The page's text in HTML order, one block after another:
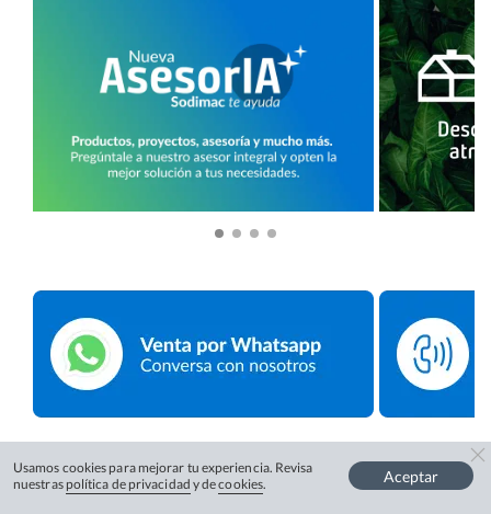
Usamos cookies para mejorar tu experiencia. Revisa
nuestras política de privacidad y decookies. Aceptar